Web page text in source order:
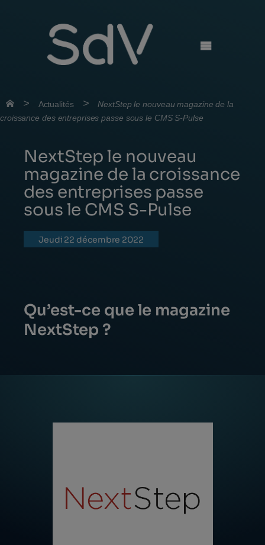
>
Actualités >
NextStep le nouveau magazine de la
croissance des entreprises passe sous le CMS S-Pulse
NextStep le nouveau
magazine de la croissance
des entreprises passe
sous le CMS S-Pulse
jeudi 22 décembre 2022
Qu’est-ce que le magazine
NextStep ?